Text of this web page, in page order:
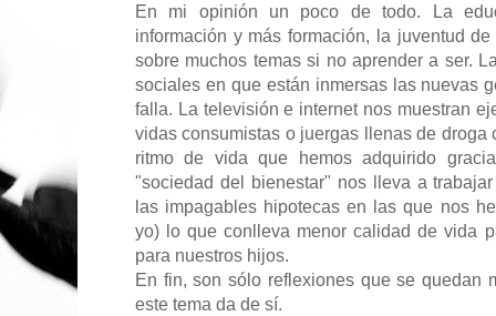
En mi opinión un poco de todo. La
información y más formación, la juventud
sobre muchos temas si no aprender a ser.
sociales en que están inmersas las nuevas
falla. La televisión e internet nos muestran
vidas consumistas o juergas llenas de droga
ritmo de vida que hemos adquirido
"sociedad del bienestar" nos lleva a
las impagables hipotecas en las que nos
yo) lo que conlleva menor calidad de vida
para nuestros hijos.
En fin, son sólo reflexiones que se quedan
este tema da de sí.